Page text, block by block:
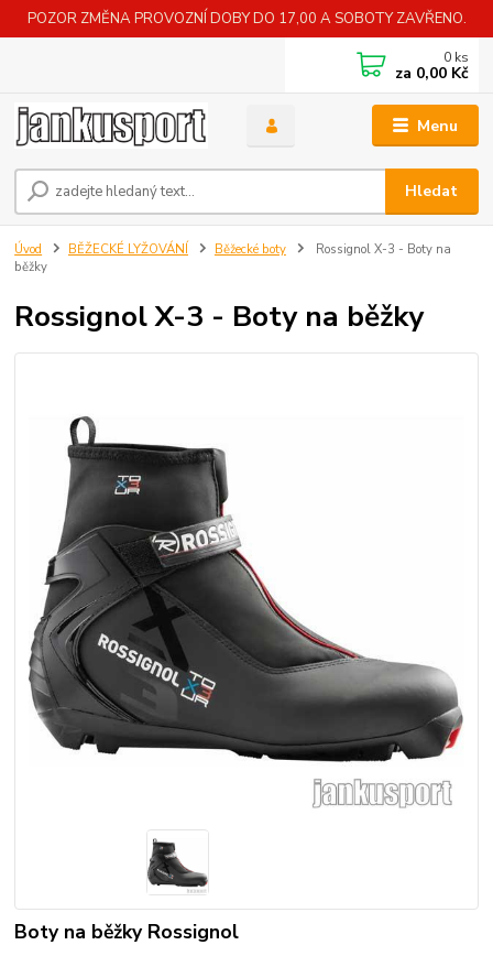
POZOR ZMĚNA PROVOZNÍ DOBY DO 17,00 A SOBOTY ZAVŘENO.
Menu
Hledat
0 ks
za 0,00 Kč
Úvod BĚŽECKÉ LYŽOVÁNÍ Běžecké boty
Rossignol X-3 - Boty na
běžky
Rossignol X-3 - Boty na běžky
Boty na běžky Rossignol